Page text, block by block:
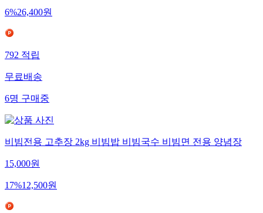
6%26,400원
792적립
무료배송
6명구매중
비빔전용 고추장 2kg 비빔밥 비빔국수 비빔면 전용 양념장
15,000원
17%12,500원